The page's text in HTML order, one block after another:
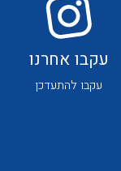
עקבו אחרנו
עקבו להתעדכן